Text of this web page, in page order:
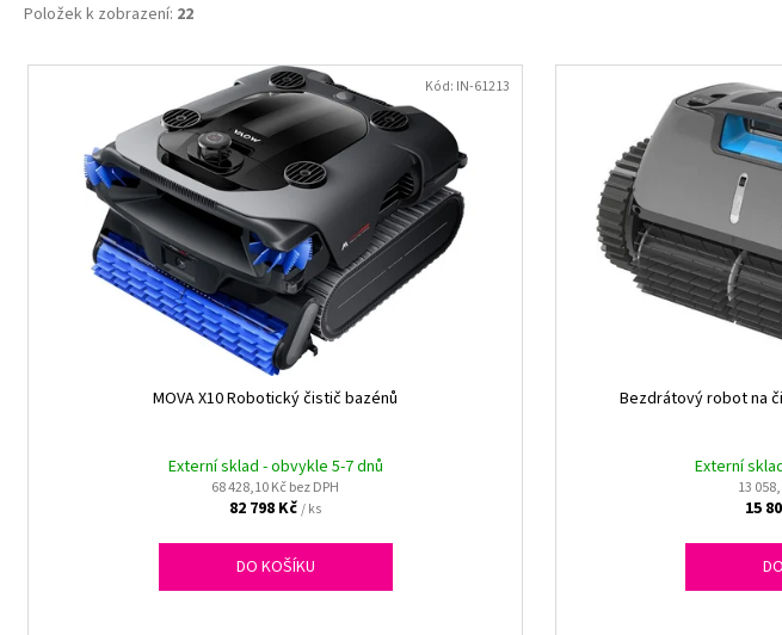
k
t
Položek k zobrazení: 22
V
MOVA X10 Robotický čistič bazénů
Externí sklad - obvykle 5-7 dnů
68 428,10 Kč bez DPH
82 798 Kč/ ks
DO KOŠÍKU
Kód: IN-61213
Bezdrátový robot na
Externí
13
15